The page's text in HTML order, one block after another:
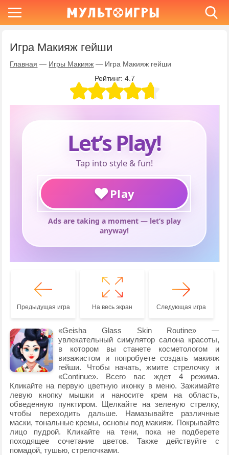
Игра Макияж гейши
Главная — Игры Макияж — Игра Макияж гейши
Рейтинг: 4.7
Предыдущая игра На весь экран Следующая игра
«Geisha Glass Skin Routine» —
увлекательный симулятор салона красоты,
в котором вы станете косметологом и
визажистом и попробуете создать макияж
гейши. Чтобы начать, жмите стрелочку и
«Continue». Всего вас ждет 4 режима.
Кликайте на первую цветную иконку в меню. Зажимайте
левую кнопку мышки и наносите крем на область,
обведенную пунктиром. Щелкайте на зеленую стрелку,
чтобы переходить дальше. Намазывайте различные
маски, тональные кремы, основы под макияж. Покрывайте
лицо пудрой. Кликайте на тени, пока не подберете
походящее сочетание цветов. Также действуйте с
помадой, тушью, стрелочками.